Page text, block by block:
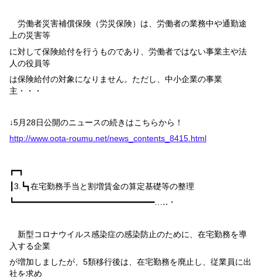
労働者災害補償保険（労災保険）は、労働者の業務中や通勤途
上の災害等
に対して保険給付を行うものであり、労働者ではない事業主や法
人の役員等
は保険給付の対象になりません。ただし、中小企業の事業
主・・・
↓5月28日公開のニュースの続きはこちらから！
http://www.oota-roumu.net/news_contents_8415.html
┏━┓
3. ┗┓在宅勤務手当と割増賃金の算定基礎等の整理
┗━━━━━━━━━━━━━━━━━━━━━━━━━━━━━━…‥・
新型コロナウイルス感染症の感染防止のために、在宅勤務を導
入する企業
が増加しましたが、 5類移行後は、在宅勤務を廃止し、従業員に出
社を求め